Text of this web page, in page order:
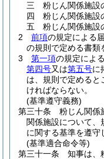
三
粉じん関係施設
四
粉じん関係施設
五
粉じん関係施設
2
前項の規定による
の規則で定める書類
3
第一項の規定によ
第四号又は第五号に
は、規則で定めると
ければならない。
(基準遵守義務)
第三十条
粉じん関係
関係施設について、
に関する基準を遵守
(基準適合命令等)
第三十一条
知事は、